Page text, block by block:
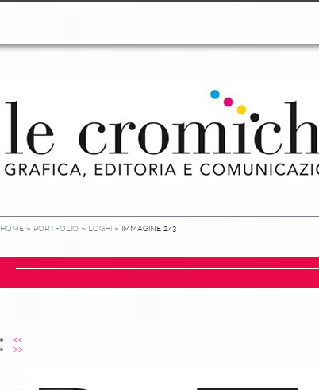
HOME » PORTFOLIO » LOGHI » IMMAGINE 2/3
<<
>>